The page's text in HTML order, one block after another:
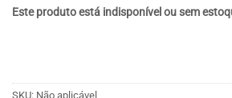
Este produto está indisponível ou sem
SKU: Não aplicável